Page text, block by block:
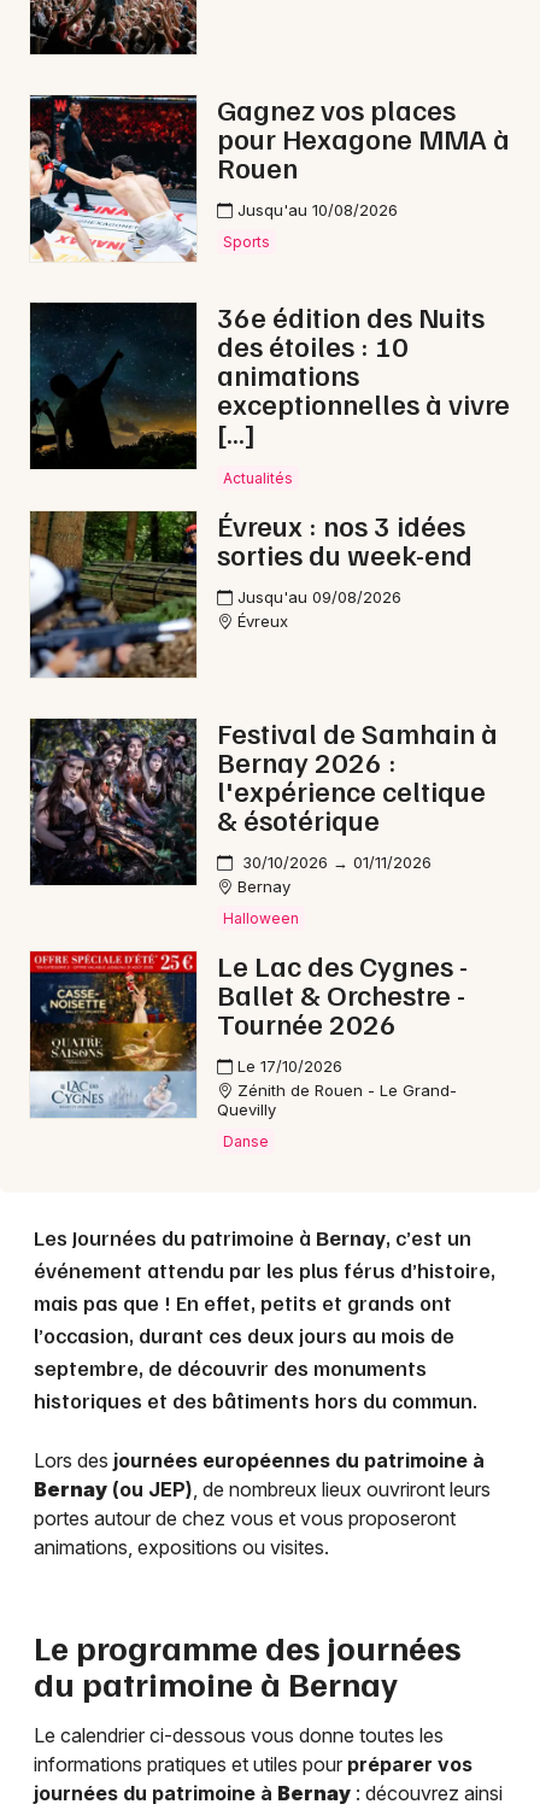
Sorties & loisirs
Journées du Patrimoine dans l' Eure
Journées du Patrimoine en Haute-Normandie
Journées du Patrimoine en Normandie
Newsletter des sorties
Artistes en tournée
Magazine à Bernay
27 - Eure
Choisir mes départements
Je m'abonne
Gagnez vos places
pour Hexagone MMA à
Rouen
Jusqu'au 10/08/2026
Sports
36e édition des Nuits
des étoiles : 10
animations
exceptionnelles à vivre
[…]
Actualités
Évreux : nos 3 idées
sorties du week-end
Jusqu'au 09/08/2026
Évreux
Festival de Samhain à
Bernay 2026 :
l'expérience celtique
& ésotérique
30/10/2026 → 01/11/2026
Bernay
Halloween
Le Lac des Cygnes -
Ballet & Orchestre -
Tournée 2026
Le 17/10/2026
Zénith de Rouen - Le Grand-
Quevilly
Danse
Les Journées du patrimoine à Bernay, c’est un
événement attendu par les plus férus d’histoire,
mais pas que ! En effet, petits et grands ont
l’occasion, durant ces deux jours au mois de
septembre, de découvrir des monuments
historiques et des bâtiments hors du commun.
Lors des journées européennes du patrimoine à
Bernay (ou JEP), de nombreux lieux ouvriront leurs
portes autour de chez vous et vous proposeront
animations, expositions ou visites.
Le programme des journées
du patrimoine à Bernay
Le calendrier ci-dessous vous donne toutes les
informations pratiques et utiles pour préparer vos
journées du patrimoine à Bernay : découvrez ainsi